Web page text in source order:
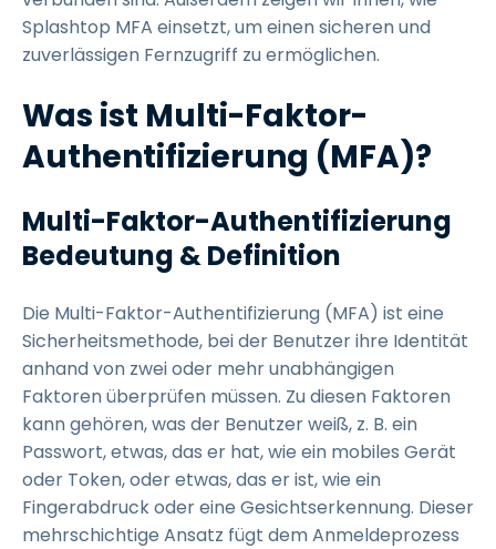
Splashtop MFA einsetzt, um einen sicheren und
zuverlässigen Fernzugriff zu ermöglichen.
Was ist Multi-Faktor-
Authentifizierung (MFA)?
Multi-Faktor-Authentifizierung
Bedeutung & Definition
Die Multi-Faktor-Authentifizierung (MFA) ist eine
Sicherheitsmethode, bei der Benutzer ihre Identität
anhand von zwei oder mehr unabhängigen
Faktoren überprüfen müssen. Zu diesen Faktoren
kann gehören, was der Benutzer weiß, z. B. ein
Passwort, etwas, das er hat, wie ein mobiles Gerät
oder Token, oder etwas, das er ist, wie ein
Fingerabdruck oder eine Gesichtserkennung. Dieser
mehrschichtige Ansatz fügt dem Anmeldeprozess